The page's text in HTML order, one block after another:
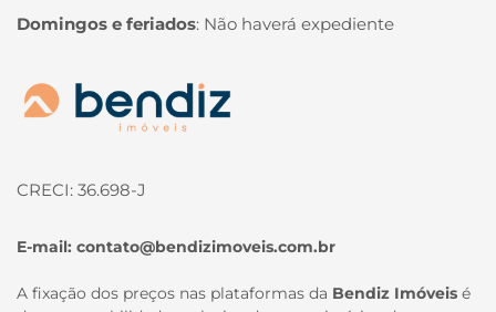
Domingos e feriados: Não haverá expediente
Página inicial
CRECI: 36.698-J
E-mail: contato@bendizimoveis.com.br
A fixação dos preços nas plataformas da Bendiz Imóveis é